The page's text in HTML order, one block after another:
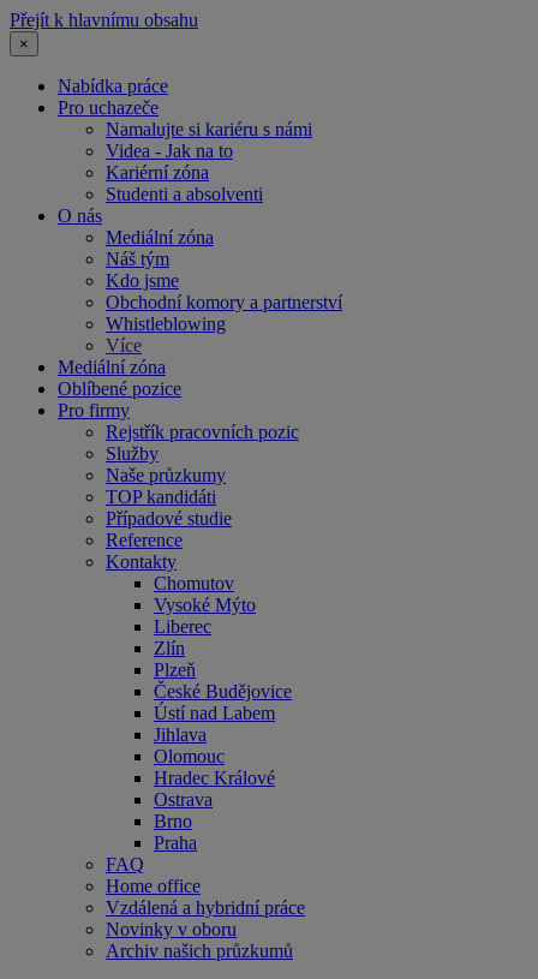
Přejít k hlavnímu obsahu
×
Nabídka práce
Pro uchazeče
Namalujte si kariéru s námi
Videa - Jak na to
Kariérní zóna
Studenti a absolventi
O nás
Mediální zóna
Náš tým
Kdo jsme
Obchodní komory a partnerství
Whistleblowing
Více
Mediální zóna
Oblíbené pozice
Pro firmy
Rejstřík pracovních pozic
Služby
Naše průzkumy
TOP kandidáti
Případové studie
Reference
Kontakty
Chomutov
Vysoké Mýto
Liberec
Zlín
Plzeň
České Budějovice
Ústí nad Labem
Jihlava
Olomouc
Hradec Králové
Ostrava
Brno
Praha
FAQ
Home office
Vzdálená a hybridní práce
Novinky v oboru
Archiv našich průzkumů